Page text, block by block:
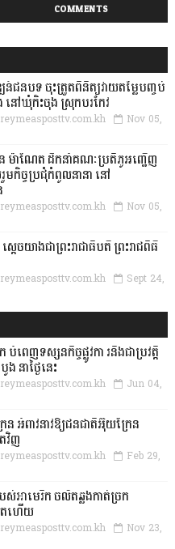
COMMENTS
ន៍ជនបទ ចុះត្រួតពិនិត្យវាយតម្លៃបញ្ចប់
ៅឃុំកិះចុង ស្រុកបរកែវ
Nov 05,
ម៉ាណែត ដឹកនាំគណៈប្រតិភូអញ្ជើញ
កិច្ចប្រជុំកំពូលនានា នៅ
Nov 05,
េចយាងជាព្រះរាជាធិបតី ព្រះរាជពិធី
Sept 24,
ក បំពេញទស្សនកិច្ចផ្លូវកា រនិងជាប្រវត្តិ
នាថ្ងៃនេះ
Jun 04,
ែន អំពាវនាវឱ្យជនជាតិអ៊ុយក្រែន
វិញ
Feb 29,
ស់អាមេរិក ចល័តឆ្លងកាត់ច្រក
តហើយ
Nov 23,